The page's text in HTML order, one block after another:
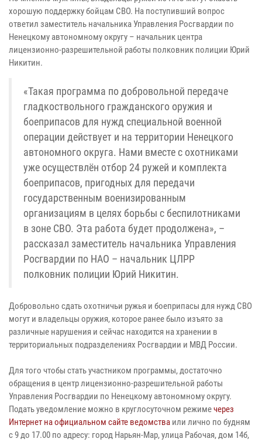
хорошую поддержку бойцам СВО. На поступивший вопрос
ответил заместитель начальника Управления Росгвардии по
Ненецкому автономному округу – начальник центра
лицензионно-разрешительной работы полковник полиции Юрий
Никитин.
«Такая программа по добровольной передаче
гладкоствольного гражданского оружия и
боеприпасов для нужд специальной военной
операции действует и на территории Ненецкого
автономного округа. Нами вместе с охотниками
уже осуществлён отбор 24 ружей и комплекта
боеприпасов, пригодных для передачи
государственным военизированным
организациям в целях борьбы с беспилотниками
в зоне СВО. Эта работа будет продолжена», –
рассказал заместитель начальника Управления
Росгвардии по НАО – начальник ЦЛРР
полковник полиции Юрий Никитин.
Добровольно сдать охотничьи ружья и боеприпасы для нужд СВО
могут и владельцы оружия, которое ранее было изъято за
различные нарушения и сейчас находится на хранении в
территориальных подразделениях Росгвардии и МВД России.
Для того чтобы стать участником программы, достаточно
обращения в центр лицензионно-разрешительной работы
Управления Росгвардии по Ненецкому автономному округу.
Подать уведомление можно в круглосуточном режимечерез
Интернет на официальном сайте ведомства или лично по будням
с 9 до 17.00 по адресу: город Нарьян-Мар, улица Рабочая, дом 14б,